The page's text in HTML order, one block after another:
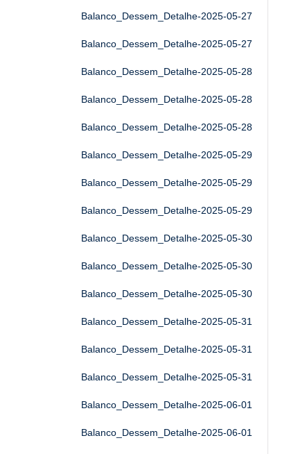
Balanco_Dessem_Detalhe-2025-05-27
Balanco_Dessem_Detalhe-2025-05-27
Balanco_Dessem_Detalhe-2025-05-28
Balanco_Dessem_Detalhe-2025-05-28
Balanco_Dessem_Detalhe-2025-05-28
Balanco_Dessem_Detalhe-2025-05-29
Balanco_Dessem_Detalhe-2025-05-29
Balanco_Dessem_Detalhe-2025-05-29
Balanco_Dessem_Detalhe-2025-05-30
Balanco_Dessem_Detalhe-2025-05-30
Balanco_Dessem_Detalhe-2025-05-30
Balanco_Dessem_Detalhe-2025-05-31
Balanco_Dessem_Detalhe-2025-05-31
Balanco_Dessem_Detalhe-2025-05-31
Balanco_Dessem_Detalhe-2025-06-01
Balanco_Dessem_Detalhe-2025-06-01